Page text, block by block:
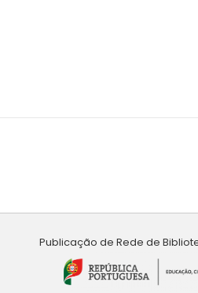
Publicação de Rede de